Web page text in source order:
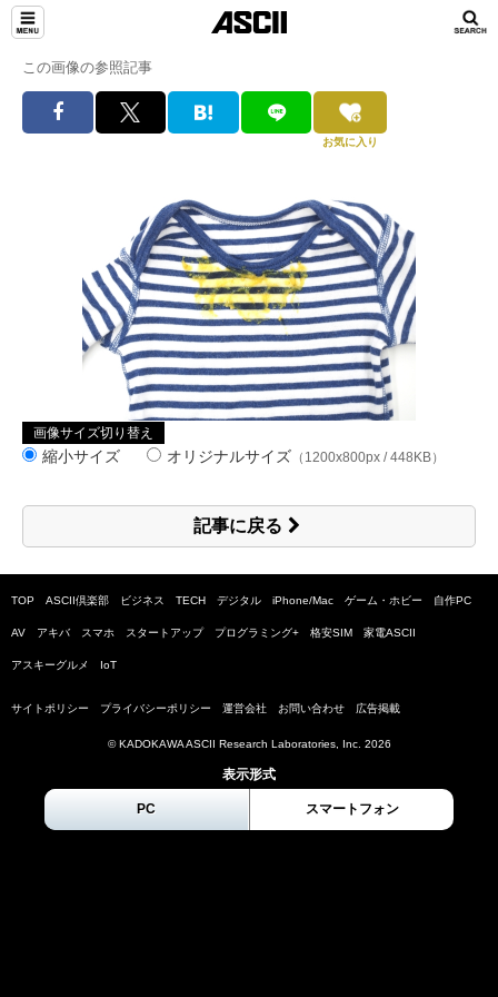
この画像の参照記事
お気に入り
画像サイズ切り替え
縮小サイズ オリジナルサイズ （1200x800px / 448KB）
記事に戻る
TOP ASCII倶楽部 ビジネス TECH デジタル iPhone/Mac ゲーム・ホビー 自作PC
AV アキバ スマホ スタートアップ プログラミング+ 格安SIM 家電ASCII
アスキーグルメ IoT
サイトポリシー プライバシーポリシー 運営会社 お問い合わせ 広告掲載
© KADOKAWA ASCII Research Laboratories, Inc. 2026
表示形式
PC スマートフォン